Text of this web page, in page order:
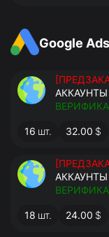
Google
И
16 шт. 32.00 $
-
18 шт. 24.00 $